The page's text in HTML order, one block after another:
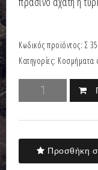
Κωδικός προϊόντος: Σ
Κατηγορίες: Κοσμήματα
Προσθήκη